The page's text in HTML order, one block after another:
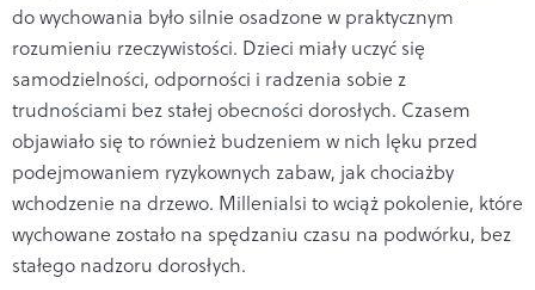
do wychowania było silnie osadzone w praktycznym
rozumieniu rzeczywistości. Dzieci miały uczyć się
samodzielności, odporności i radzenia sobie z
trudnościami bez stałej obecności dorosłych. Czasem
objawiało się to również budzeniem w nich lęku przed
podejmowaniem ryzykownych zabaw, jak chociażby
wchodzenie na drzewo. Millenialsi to wciąż pokolenie, które
wychowane zostało na spędzaniu czasu na podwórku, bez
stałego nadzoru dorosłych.